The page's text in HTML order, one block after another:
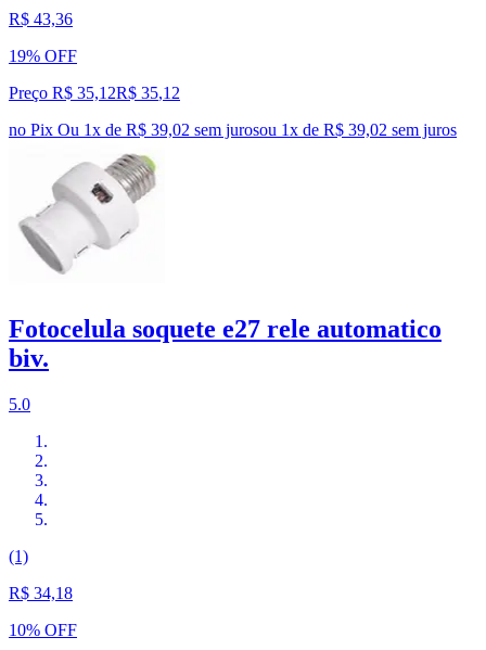
R$ 43,36
19% OFF
Preço R$ 35,12R$ 35,12
no Pix Ou 1x de R$ 39,02 sem jurosou 1x de R$ 39,02 sem juros
Fotocelula soquete e27 rele automatico
biv.
5.0
(1)
R$ 34,18
10% OFF